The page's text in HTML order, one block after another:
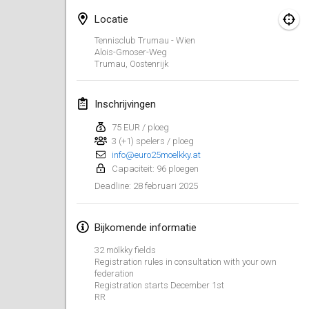
Locatie
Tennisclub Trumau - Wien
Alois-Gmoser-Weg
Trumau Oostenrijk
Inschrijvingen
75 EUR / ploeg
3 (+1) spelers / ploeg
info@euro25moelkky.at
Capaciteit: 96 ploegen
Deadline: 28 februari 2025
Bijkomende informatie
32 mölkky fields
Registration rules in consultation with your own
federation
Registration starts December 1st
RR
februari 2025
US Mölkky Winter
8 feb. 2025 Frankrijk
Indoor de la CASAS
15 feb. 2025|Frankrijk
15 feb. 2025|Finland
Warm-up EM Indoor
28 feb. 2025| Tsjechië